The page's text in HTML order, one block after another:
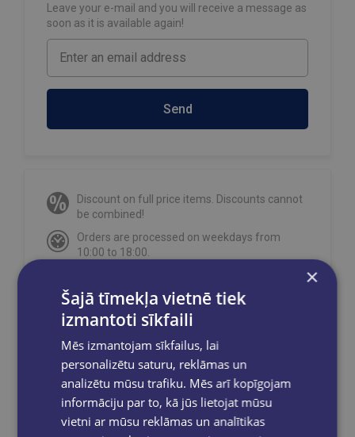
Leave your e-mail and you will receive a message as
soon as it is available again!
Send
Discount on full price items. Discounts cannot
be combined!
Orders are processed on weekdays from
10:00 to 18:00.
Latviafor orders over €40.00
Free delivery to any GLOBUSS bookstore
within 2-5 working days.
Share on social networks:
×
Šajā tīmekļa vietnē tiek
izmantoti sīkfaili
Mēs izmantojam sīkfailus, lai
personalizētu saturu, reklāmas un
analizētu mūsu trafiku. Mēs arī kopīgojam
informāciju par to, kā jūs lietojat mūsu
vietni ar mūsu reklāmas un analītikas